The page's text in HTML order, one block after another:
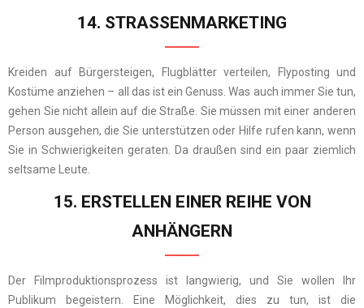
14. STRASSENMARKETING
Kreiden auf Bürgersteigen, Flugblätter verteilen, Flyposting und
Kostüme anziehen – all das ist ein Genuss. Was auch immer Sie tun,
gehen Sie nicht allein auf die Straße. Sie müssen mit einer anderen
Person ausgehen, die Sie unterstützen oder Hilfe rufen kann, wenn
Sie in Schwierigkeiten geraten. Da draußen sind ein paar ziemlich
seltsame Leute.
15. ERSTELLEN EINER REIHE VON
ANHÄNGERN
Der Filmproduktionsprozess ist langwierig, und Sie wollen Ihr
Publikum begeistern. Eine Möglichkeit, dies zu tun, ist die